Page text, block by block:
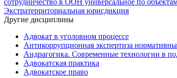
Экстратерриториальная юрисдикция
Другие дисциплины
Адвокат в уголовном процессе
Антикоррупционная экспертиза
Андрагогика. Современные технологии в
Адвокатская практика
Адвокатское право